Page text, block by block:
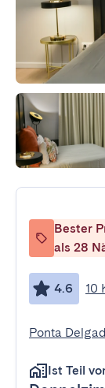
Bester
als 28
4.6 10
Ponta
Ist Teil